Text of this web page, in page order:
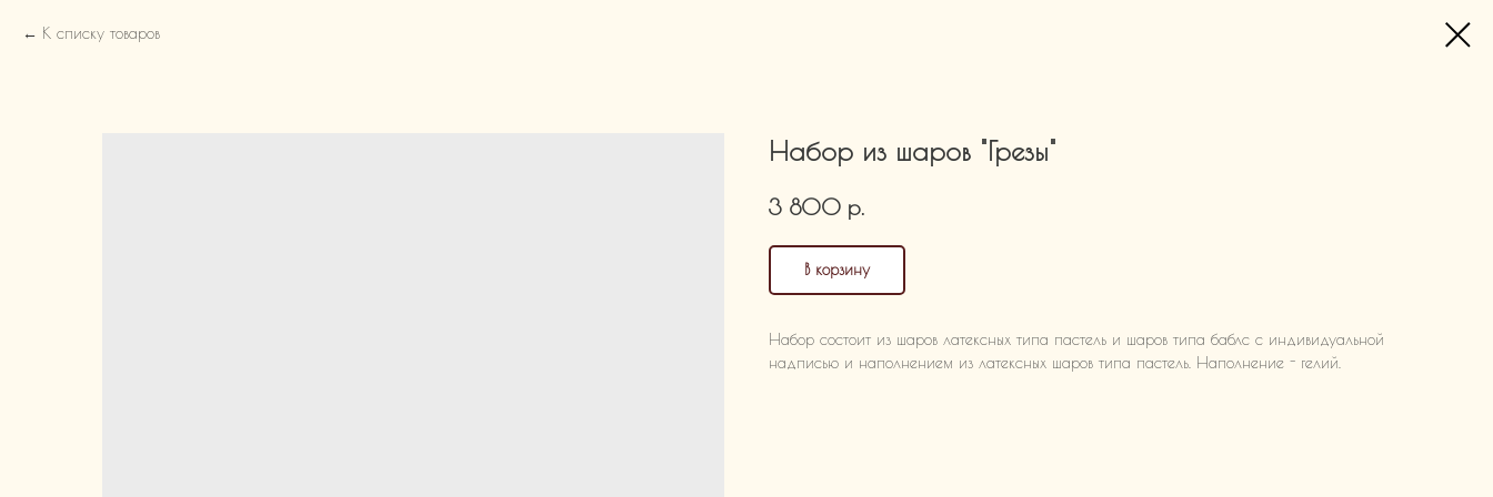
К списку товаров
Набор из шаров "Грезы"
3 800 р.
В корзину
Набор состоит из шаров латексных типа пастель и шаров типа баблс с индивидуальной
надписью и наполнением из латексных шаров типа пастель. Наполнение - гелий.